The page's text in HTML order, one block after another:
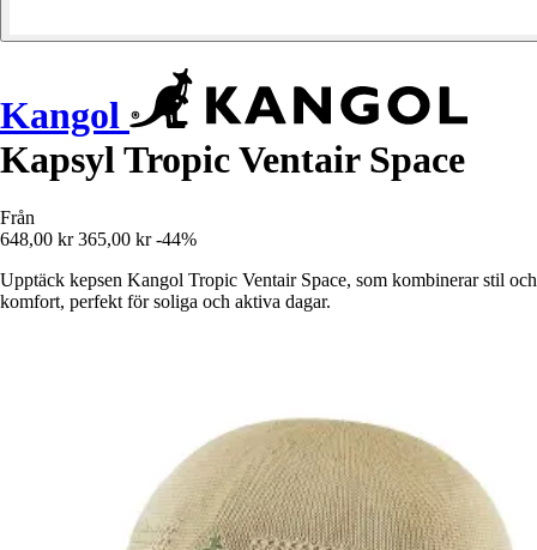
Kangol
Kapsyl Tropic Ventair Space
Från
648,00 kr 365,00 kr -44%
Upptäck kepsen Kangol Tropic Ventair Space, som kombinerar stil och
komfort, perfekt för soliga och aktiva dagar.